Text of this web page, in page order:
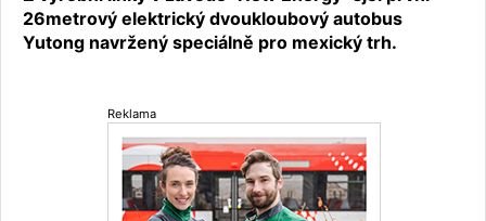
26metrový elektrický dvoukloubový autobus
Yutong navržený speciálně pro mexický trh.
Reklama